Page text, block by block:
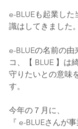
e-BLUEも起業し
識はしてきました。
e-BLUEの名前の
コ、【 BLUE 】は
守りたいとの意味
す。
今年の７月に、
『 e-BLUEさんが